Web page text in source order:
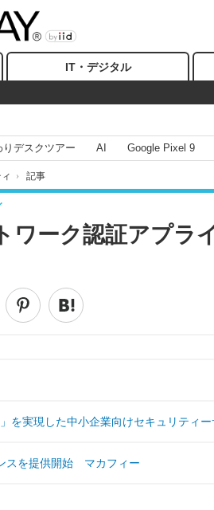
IT・デジタル
りデスクツアー AI Google Pixel 9
› 記事
ワーク認証アプラ
を実現した中小企業向けセキュリティ
スを提供開始 マカフィー